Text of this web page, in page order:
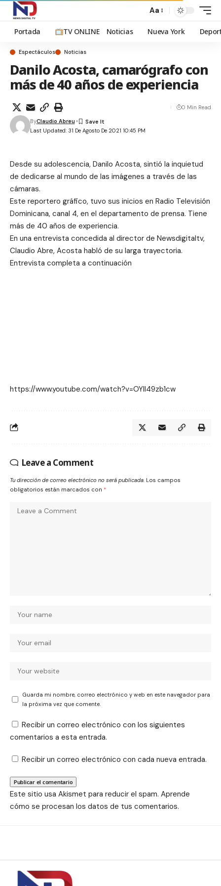
Aa
Portada TV ONLINE Noticias Nueva York
Espectáculos Noticias
Danilo Acosta, camarógrafo con
más de 40 años de experiencia
Last Updated: 31 De Agosto De 2021 10:45 PM
ByClaudio Abreu
0 Min Read
Desde su adolescencia, Danilo Acosta, sintió la inquietud
de dedicarse al mundo de las imágenes a través de las
cámaras.
Este reportero gráfico, tuvo sus inicios en Radio Televisión
Dominicana, canal 4, en el departamento de prensa. Tiene
más de 40 años de experiencia.
En una entrevista concedida al director de Newsdigitaltv,
Claudio Abre, Acosta habló de su larga trayectoria.
Entrevista completa a continuación
https://www.youtube.com/watch?v=OYll49zb1cw
Leave a Comment
Tu dirección de correo electrónico no será publicada. Los campos
obligatorios están marcados con *
Guarda mi nombre, correo electrónico y web en este navegador para
la próxima vez que comente.
Recibir un correo electrónico con los siguientes
comentarios a esta entrada.
Recibir un correo electrónico con cada nueva entrada.
Este sitio usa Akismet para reducir el spam. Aprende
cómo se procesan los datos de tus comentarios.